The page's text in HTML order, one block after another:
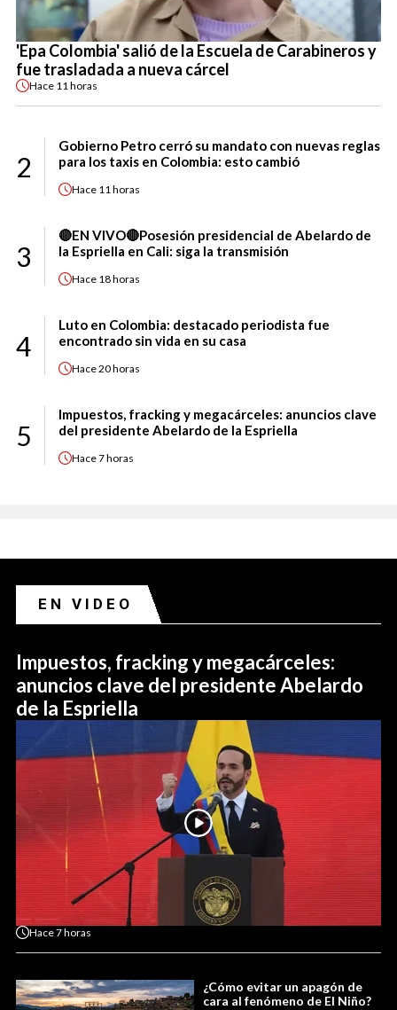
'Epa Colombia' salió de la Escuela de Carabineros y
fue trasladada a nueva cárcel
Hace 11 horas
2
Gobierno Petro cerró su mandato con nuevas reglas
para los taxis en Colombia: esto cambió
Hace 11 horas
3
🔴EN VIVO🔴Posesión presidencial de Abelardo de
la Espriella en Cali: siga la transmisión
Hace 18 horas
4
Luto en Colombia: destacado periodista fue
encontrado sin vida en su casa
Hace20 horas
5
Impuestos, fracking y megacárceles: anuncios clave
del presidente Abelardo de la Espriella
Hace7 horas
EN VIDEO
Impuestos, fracking y megacárceles:
anuncios clave del presidente Abelardo
de la Espriella
Hace7 horas
¿Cómo evitar un apagón de
cara al fenómeno de El Niño?